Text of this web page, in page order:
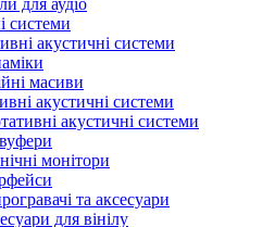
для аудіо
системи
акустичні системи
масиви
акустичні системи
акустичні системи
монітори
та аксесуари
для вінілу